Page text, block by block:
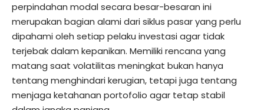
perpindahan modal secara besar-besaran ini
merupakan bagian alami dari siklus pasar yang perlu
dipahami oleh setiap pelaku investasi agar tidak
terjebak dalam kepanikan. Memiliki rencana yang
matang saat volatilitas meningkat bukan hanya
tentang menghindari kerugian, tetapi juga tentang
menjaga ketahanan portofolio agar tetap stabil